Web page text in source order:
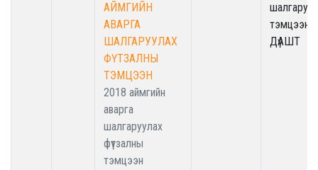
АЙМГИЙН
АВАРГА
ШАЛГАРУУЛАХ
ФҮТЗАЛНЫ
ТЭМЦЭЭН
2018 аймгийн
аварга
шалгаруулах
фүтзалны
тэмцээн
тэмцээн /
ДүАШТ